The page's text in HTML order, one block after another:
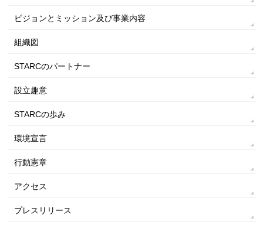
ビジョンとミッション及び事業内容
組織図
STARCのパートナー
設立趣意
STARCの歩み
環境宣言
行動憲章
アクセス
プレスリリース